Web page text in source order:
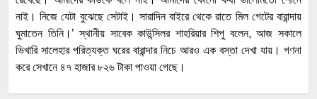
নাই। নিজে যেটা বুঝেছে সেটাই। সারাদিন বাইরে থেকে রাতে মিল গেটের বারান্দায়
ঘুমাতেন তিনি।’ স্থানীয় সাবেক কাউন্সিলর শাহরিয়ার শিপু বলেন, আজ সকালে
ভিখারি সালেহার পরিত্যক্ত ঘরের বারান্দার নিচে আরও এক বস্তা দেখা যায়। গণনা
করে সেখানে ৪৭ হাজার ৮২৬ টাকা পাওয়া গেছে।